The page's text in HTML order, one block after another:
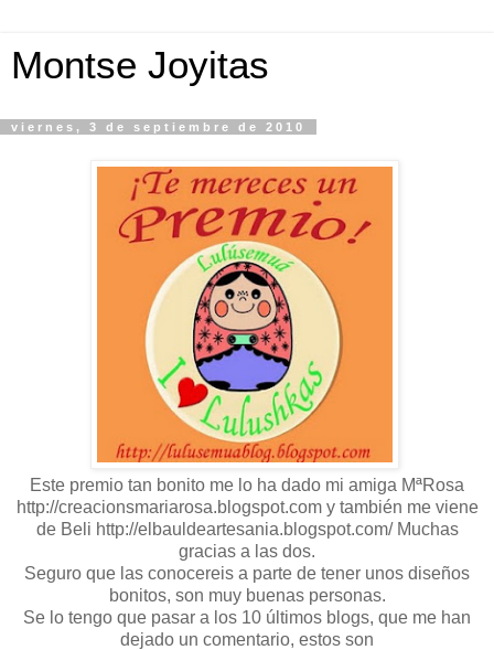
Montse Joyitas
viernes, 3 de septiembre de 2010
Este premio tan bonito me lo ha dado mi amiga MªRosa
http://creacionsmariarosa.blogspot.com y también me viene
de Beli http://elbauldeartesania.blogspot.com/ Muchas
gracias a las dos.
Seguro que las conocereis a parte de tener unos diseños
bonitos, son muy buenas personas.
Se lo tengo que pasar a los 10 últimos blogs, que me han
dejado un comentario, estos son